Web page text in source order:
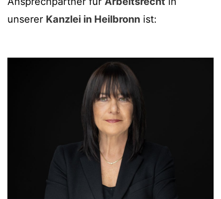
unserer Kanzlei in Heilbronn ist: